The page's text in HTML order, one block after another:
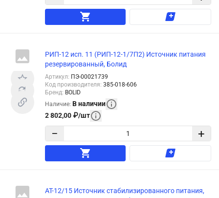
РИП-12 исп. 11 (РИП-12-1/7П2) Источник питания
резервированный, Болид
Артикул: ПЭ-00021739
Код производителя: 385-018-606
Бренд: BOLID
Наличие: В наличии
2 802,00 ₽/шт
− +
АТ-12/15 Источник стабилизированного питания,